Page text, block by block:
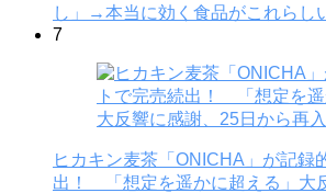
し」→本当に効く食品がこれらし
7
ヒカキン麦茶「ONICHA」が記録
出！ 「想定を遥かに超える」大